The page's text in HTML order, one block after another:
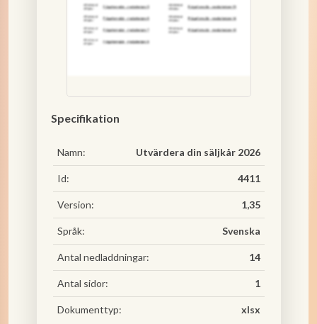
Specifikation
Namn: Utvärdera din säljkår 2026
Id: 4411
Version: 1,35
Språk: Svenska
Antal nedladdningar: 14
Antal sidor: 1
Dokumenttyp: xlsx